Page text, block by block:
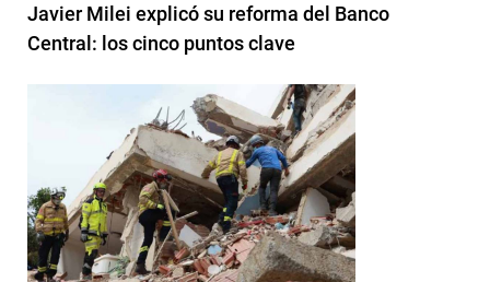
Javier Milei explicó su reforma del Banco
Central: los cinco puntos clave